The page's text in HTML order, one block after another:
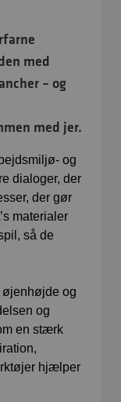
med
– og
med jer.
og
dialoger, der
der gør
materialer
så de
øjenhøjde og
og
en stærk
hjælper